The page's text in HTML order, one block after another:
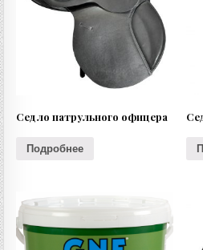
Седло патрульного офицера
Подробнее